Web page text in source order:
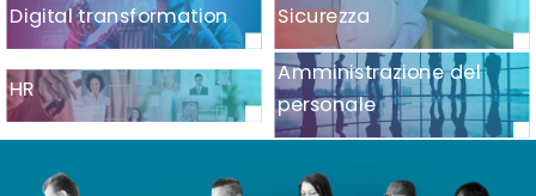
Digital transformation Sicurezza
HR
Amministrazione del
personale